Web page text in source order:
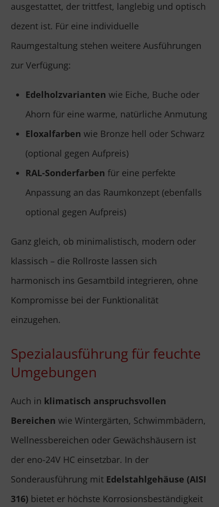
ausgestattet, der trittfest, langlebig und optisch
dezent ist. Für eine individuelle
Raumgestaltung stehen weitere Ausführungen
zur Verfügung:
Edelholzvarianten wie Eiche, Buche oder
Ahorn für eine warme, natürliche Anmutung
Eloxalfarben wie Bronze hell oder Schwarz
(optional gegen Aufpreis)
RAL-Sonderfarben für eine perfekte
Anpassung an das Raumkonzept (ebenfalls
optional gegen Aufpreis)
Ganz gleich, ob minimalistisch, modern oder
klassisch – die Rollroste lassen sich
harmonisch ins Gesamtbild integrieren, ohne
Kompromisse bei der Funktionalität
einzugehen.
Spezialausführung für feuchte
Umgebungen
Auch in klimatisch anspruchsvollen
Bereichen wie Wintergärten, Schwimmbädern,
Wellnessbereichen oder Gewächshäusern ist
der eno-24V HC einsetzbar. In der
Sonderausführung mit Edelstahlgehäuse (AISI
316) bietet er höchste Korrosionsbeständigkeit